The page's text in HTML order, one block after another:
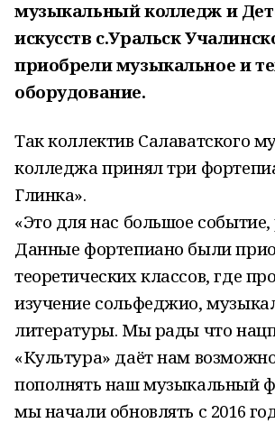
музыкальный колледж и
искусств с.Уральск
приобрели музыкальное и
оборудование.
Так коллектив Салаватского
колледжа принял три
Глинка».
«Это для нас большое событие,
Данные фортепиано были
теоретических классов, где
изучение сольфеджио,
литературы. Мы рады что
«Культура» даёт нам
пополнять наш музыкальный
мы начали обновлять с 2016